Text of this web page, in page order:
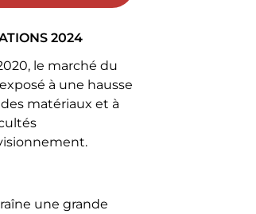
2024
le marché du
à une hausse
matériaux et à
une grande